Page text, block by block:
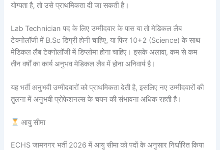
योग्यता है, तो उसे प्राथमिकता दी जा सकती है।
Lab Technician पद के लिए उम्मीदवार के पास या तो मेडिकल लैब
टेक्नोलॉजी में B.Sc डिग्री होनी चाहिए, या फिर 10+2 (Science) के साथ
मेडिकल लैब टेक्नोलॉजी में डिप्लोमा होना चाहिए। इसके अलावा, कम से कम
तीन वर्षों का कार्य अनुभव मेडिकल लैब में होना अनिवार्य है।
यह भर्ती अनुभवी उम्मीदवारों को प्राथमिकता देती है, इसलिए नए उम्मीदवारों की
तुलना में अनुभवी प्रोफेशनल्स के चयन की संभावना अधिक रहती है।
आयु सीमा
ECHS जामनगर भर्ती 2026 में आयु सीमा को पदों के अनुसार निर्धारित किया